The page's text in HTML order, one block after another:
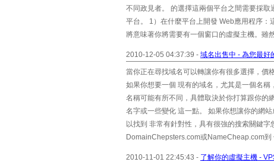
不同政見者。 的選擇這兩個平台之間需要採
平台。 1）在什麼平台上開發 Web應用程序
將意味著你將需要有一個窗口的虛擬主機。雖
2010-12-05 04:37:39 - 域名出售中 - 為您最好
當你正在尋找域名可以轉讓你有很多選擇，價
如果你想要一個 現有的域名，尤其是一個名
名稱可能有所不同，具體取決於你打算跟你的
名字或一些變化 這一點。 如果你想讓你的網
以找到 非常有針對性，具有很強的搜索關鍵
DomainChepsters.com或NameCheap.com
2010-11-01 22:45:43 - 了解你的虛擬主機 -